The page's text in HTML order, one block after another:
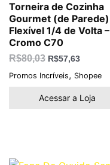
Torneira de Cozinha
Gourmet (de Parede)
Flexível 1/4 de Volta –
Cromo C70
R$80,03 R$57,63
Promos Incríveis, Shopee
Acessar a Loja